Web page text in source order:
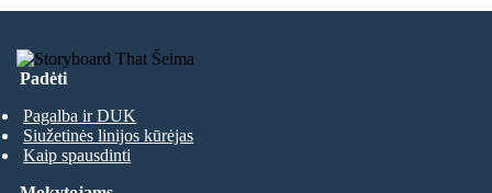
Padėti
Pagalba ir DUK
Siužetinės linijos kūrėjas
Kaip spausdinti